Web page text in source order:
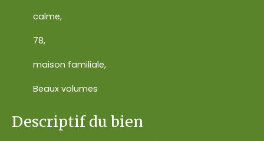
calme,
78,
maison familiale,
Beaux volumes
Descriptif du bien